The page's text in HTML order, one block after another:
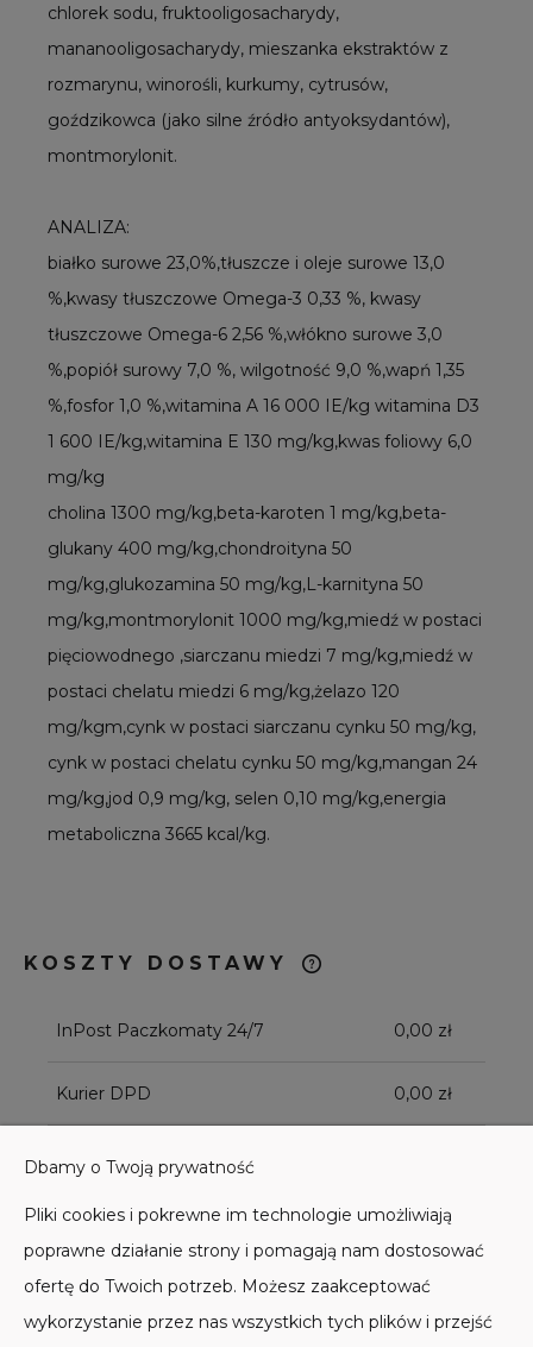
chlorek sodu, fruktooligosacharydy,
mananooligosacharydy, mieszanka ekstraktów z
rozmarynu, winorośli, kurkumy, cytrusów,
goździkowca (jako silne źródło antyoksydantów),
montmorylonit.
ANALIZA:
białko surowe 23,0%,tłuszcze i oleje surowe 13,0
%,kwasy tłuszczowe Omega-3 0,33 %, kwasy
tłuszczowe Omega-6 2,56 %,włókno surowe 3,0
%,popiół surowy 7,0 %, wilgotność 9,0 %,wapń 1,35
%,fosfor 1,0 %,witamina A 16 000 IE/kg witamina D3
1 600 IE/kg,witamina E 130 mg/kg,kwas foliowy 6,0
mg/kg
cholina 1300 mg/kg,beta-karoten 1 mg/kg,beta-
glukany 400 mg/kg,chondroityna 50
mg/kg,glukozamina 50 mg/kg,L-karnityna 50
mg/kg,montmorylonit 1000 mg/kg,miedź w postaci
pięciowodnego ,siarczanu miedzi 7 mg/kg,miedź w
postaci chelatu miedzi 6 mg/kg,żelazo 120
mg/kgm,cynk w postaci siarczanu cynku 50 mg/kg,
cynk w postaci chelatu cynku 50 mg/kg,mangan 24
mg/kg,jod 0,9 mg/kg, selen 0,10 mg/kg,energia
metaboliczna 3665 kcal/kg.
KOSZTY DOSTAWY
CENA NIE ZAWIERA EWENTUALNYCH
InPost Paczkomaty 24/7 0,00 zł
Kurier DPD 0,00 zł
Kurier DPD - Pobranie (- Pobranie)
Odbiór osobisty 0,00 zł
Dbamy o Twoją prywatność
Pliki cookies i pokrewne im technologie umożliwiają
poprawne działanie strony i pomagają nam dostosować
ofertę do Twoich potrzeb. Możesz zaakceptować
wykorzystanie przez nas wszystkich tych plików i przejść